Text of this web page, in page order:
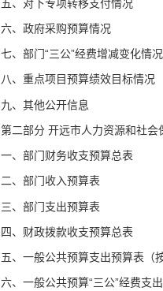
五、对下专项转移支付情况
六、政府采购预算情况
七、部门“三公”经费增减变化情
八、重点项目预算绩效目标情况
九、其他公开信息
第二部分 开远市人力资源和社
一、部门财务收支预算总表
二、部门收入预算表
三、部门支出预算表
四、财政拨款收支预算总表
五、一般公共预算支出预算表（
六、一般公共预算“三公”经费支